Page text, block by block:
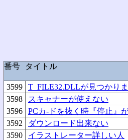
番号 タイトル
3599
T_FILE32.DLLが見つかり
3598
スキャナーが使えない
3596
PCカ-ドを抜く時『停止』
3592
ダウンロード出来ない
3590
イラストレーター詳しい人